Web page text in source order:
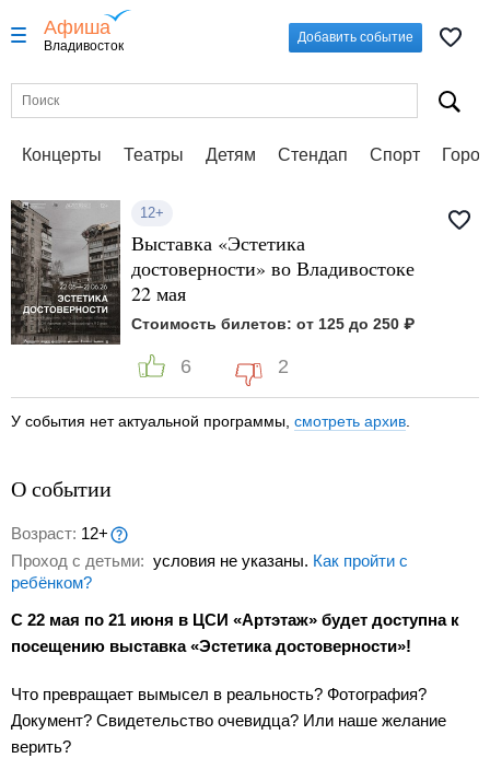
Афиша
Владивосток
Добавить событие
Концерты Театры Детям Стендап Спорт
12+
Выставка «Эстетика
достоверности» во Владивостоке
22 мая
Стоимость билетов: от 125 до 250 ₽
6 2
У события нет актуальной программы, смотреть архив
О событии
Возраст: 12+
Проход с детьми: условия не указаны. Как пройти с
ребёнком?
С 22 мая по 21 июня в ЦСИ «Артэтаж» будет доступна к
посещению выставка «Эстетика достоверности»!
Что превращает вымысел в реальность? Фотография?
Документ? Свидетельство очевидца? Или наше желание
верить?